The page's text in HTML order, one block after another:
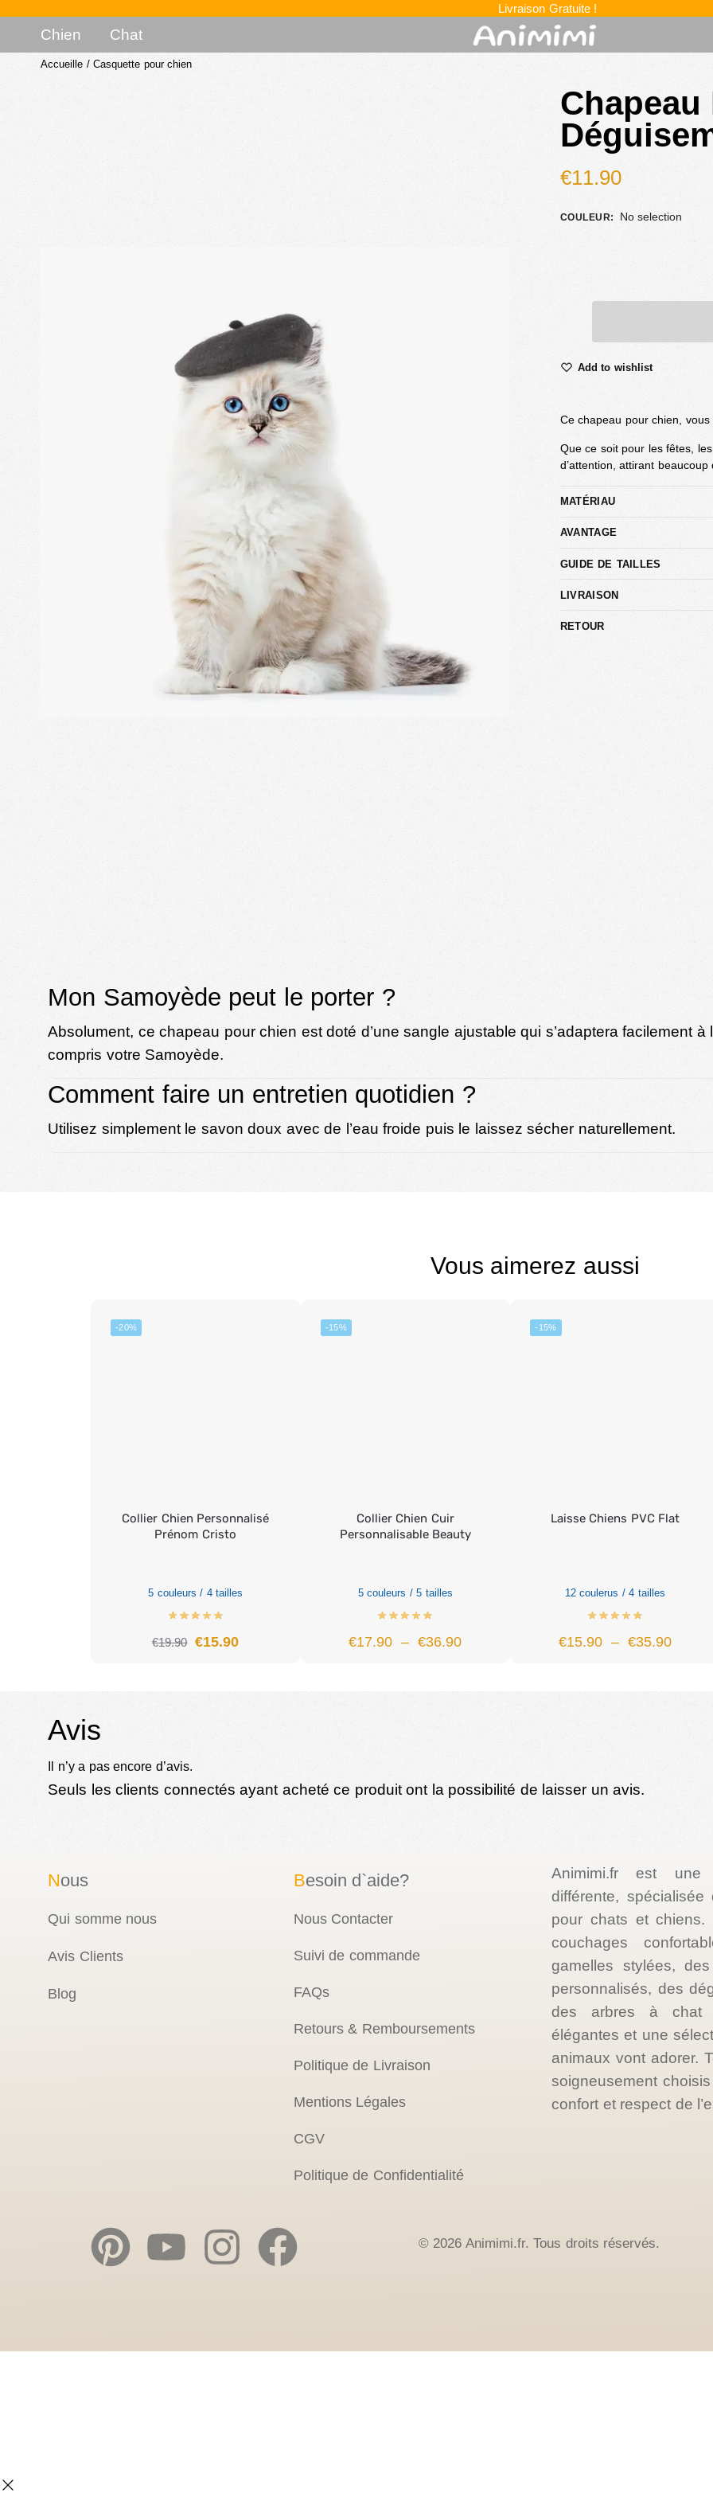
Livraison Gratuite !
Chien Chat
Accueille / Casquette pour chien
€11.90
COULEUR: No selection
Add to wishlist
Ce chapeau pour chien,
Que ce soit pour les fêtes,
d’attention, attirant
MATÉRIAU
AVANTAGE
GUIDE DE TAILLES
LIVRAISON
RETOUR
Mon Samoyède peut le porter ?
Absolument, ce chapeau pour chien est doté d’une sangle ajustable qui s’adaptera facilement
compris votre Samoyède.
Comment faire un entretien quotidien ?
Utilisez simplement le savon doux avec de l’eau froide puis le laissez sécher naturellement.
Vous aimerez aussi
-20%
Collier Chien Personnalisé
Prénom Cristo
5 couleurs / 4 tailles
€19.90 €15.90
-15%
Collier Chien Cuir
Personnalisable Beauty
5 couleurs / 5 tailles
€17.90 – €36.90
-15%
Laisse Chiens PVC Flat
12 coulerus / 4 tailles
€15.90 – €35.90
Avis
Il n’y a pas encore d’avis.
Seuls les clients connectés ayant acheté ce produit ont la possibilité de laisser un avis.
Nous
Qui somme nous
Avis Clients
Blog
Besoin d`aide?
Nous Contacter
Suivi de commande
FAQs
Retours & Remboursements
Politique de Livraison
Mentions Légales
CGV
Politique de Confidentialité
Animimi.fr est
différente,
pour chats et chiens.
couchages
gamelles stylées,
personnalisés, des
des arbres à chat
élégantes et une
animaux vont adorer.
soigneusement
confort et respect de
© 2026 Animimi.fr. Tous droits réservés.